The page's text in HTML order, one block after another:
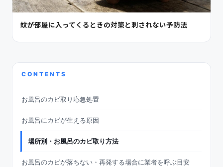
蚊が部屋に入ってくるときの対策と刺されない予防法
CONTENTS
お風呂のカビ取り応急処置
お風呂にカビが生える原因
場所別・お風呂のカビ取り方法
お風呂のカビが落ちない・再発する場合に業者を呼ぶ目安